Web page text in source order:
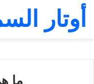
أوتار
ما